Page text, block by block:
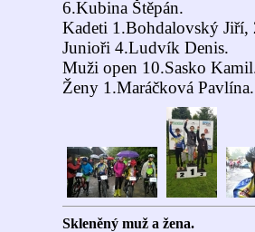
6.Kubina Štěpán.
Kadeti 1.Bohdalovský Jiří,
Junioři 4.Ludvík Denis.
Muži open 10.Sasko
Ženy 1.Maráčková Pavlína.
Skleněný muž a žena.